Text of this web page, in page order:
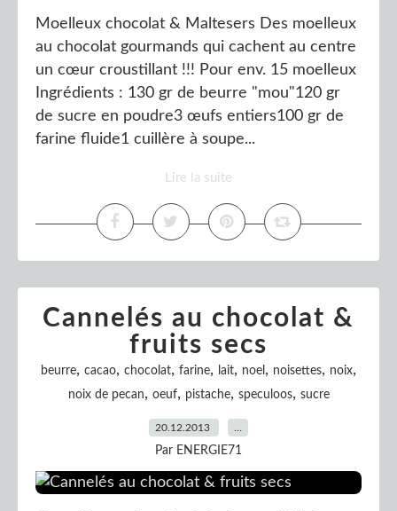
Moelleux chocolat & Maltesers Des moelleux
au chocolat gourmands qui cachent au centre
un cœur croustillant !!! Pour env. 15 moelleux
Ingrédients : 130 gr de beurre "mou"120 gr
de sucre en poudre3 œufs entiers100 gr de
farine fluide1 cuillère à soupe...
Lire la suite
Cannelés au chocolat &
fruits secs
beurre, cacao, chocolat, farine, lait, noel , noisettes, noix,
noix de pecan, oeuf, pistache, speculoos, sucre
20.12.2013
Par ENERGIE71